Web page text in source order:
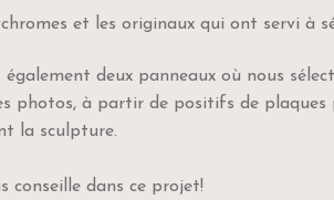
et les originaux qui ont servi à
également deux panneaux où nous
photos, à partir de positifs de plaques
la sculpture.
conseille dans ce projet!